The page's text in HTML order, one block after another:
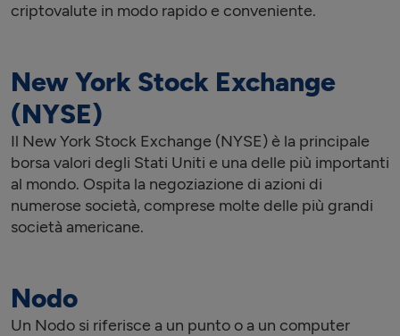
criptovalute in modo rapido e conveniente.
New York Stock Exchange
(NYSE)
Il New York Stock Exchange (NYSE) è la principale
borsa valori degli Stati Uniti e una delle più importanti
al mondo. Ospita la negoziazione di azioni di
numerose società, comprese molte delle più grandi
società americane.
Nodo
Un Nodo si riferisce a un punto o a un computer